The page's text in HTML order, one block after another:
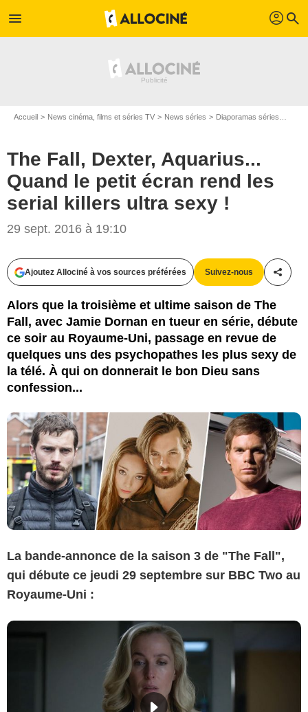
menu profil search
Accueil News cinéma, films et séries TV News séries Diaporamas séries
The Fall, Dexter, Aquarius...
Quand le petit écran rend les
serial killers ultra sexy !
29 sept. 2016 à 19:10
Ajoutez Allociné à vos sources préférées Suivez-nous
Alors que la troisième et ultime saison de The
Fall, avec Jamie Dornan en tueur en série, débute
ce soir au Royaume-Uni, passage en revue de
quelques uns des psychopathes les plus sexy de
la télé. À qui on donnerait le bon Dieu sans
confession...
Helen Sloan / NBC / Showtime Networks Inc.
La bande-annonce de la saison 3 de "The Fall",
qui débute ce jeudi 29 septembre sur BBC Two au
Royaume-Uni :